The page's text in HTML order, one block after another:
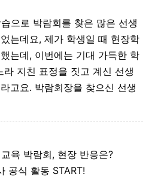
으로 박람회를 찾은 많은 선생
는데요, 제가 학생일 때 현장학
는데, 이번에는 기대 가득한 학
지친 표정을 짓고 계신 선생
고요. 박람회장을 찾으신 선생
육 박람회, 현장 반응은?
공식 활동 START!